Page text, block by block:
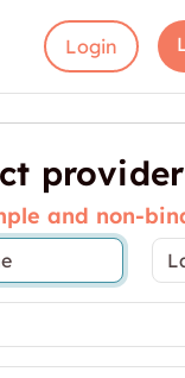
Login
provider
and non-